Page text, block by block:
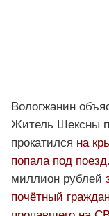
Вологжанин
Житель Шексны
прокатился на
попала под поезд
миллион рублей
почётный